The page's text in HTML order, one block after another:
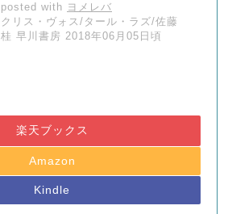
posted with ヨメレバ
クリス・ヴォス/タール・ラズ/佐藤
桂 早川書房 2018年06月05日頃
楽天ブックス
Amazon
Kindle